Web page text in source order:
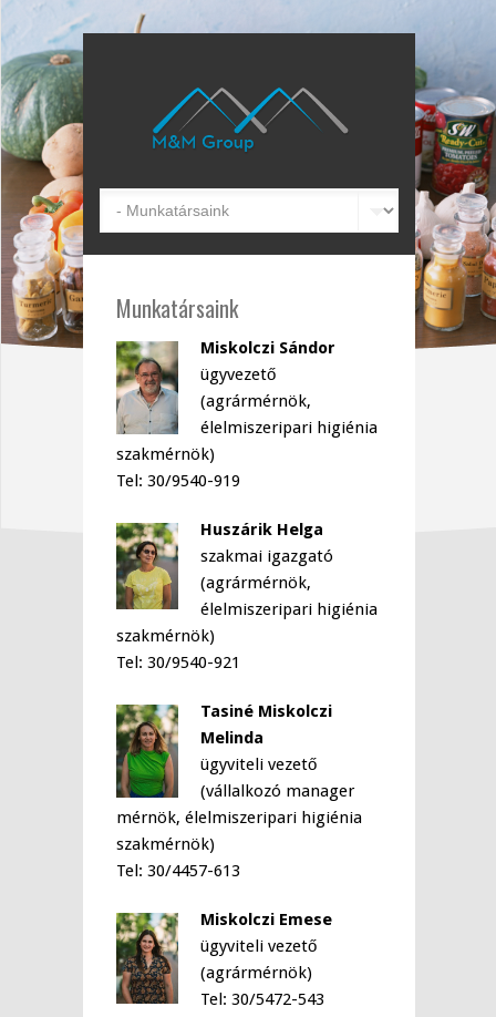
Munkatársaink
Miskolczi Sándor
ügyvezető
(agrármérnök,
élelmiszeripari higiénia
szakmérnök)
Tel: 30/9540-919
Huszárik Helga
szakmai igazgató
(agrármérnök,
élelmiszeripari higiénia
szakmérnök)
Tel: 30/9540-921
Tasiné Miskolczi
Melinda
ügyviteli vezető
(vállalkozó manager
mérnök, élelmiszeripari higiénia
szakmérnök)
Tel: 30/4457-613
Miskolczi Emese
ügyviteli vezető
(agrármérnök)
Tel: 30/5472-543